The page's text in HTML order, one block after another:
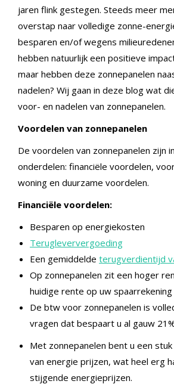
jaren flink gestegen. Steeds meer
overstap naar volledige zonne-
besparen en/of wegens
hebben natuurlijk een positieve
maar hebben deze zonnepanelen
nadelen? Wij gaan in deze blog wat
voor- en nadelen van zonnepanelen.
Voordelen van zonnepanelen
De voordelen van zonnepanelen zijn
onderdelen: financiële voordelen,
woning en duurzame voordelen.
Financiële voordelen:
Besparen op energiekosten
Terugleververgoeding
Een gemiddelde terugverdientijd
Op zonnepanelen zit een hoger
huidige rente op uw spaarrekening
De btw voor zonnepanelen is
vragen dat bespaart u al gauw
Met zonnepanelen bent u een
van energie prijzen, wat heel erg
stijgende energieprijzen.